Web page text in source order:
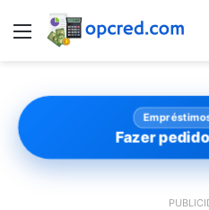
Menu
Fazer